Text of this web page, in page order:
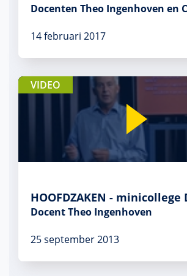
Docenten Theo Ingenhoven en
14 februari 2017
VIDEO
HOOFDZAKEN - minicollege
Docent Theo Ingenhoven
25 september 2013